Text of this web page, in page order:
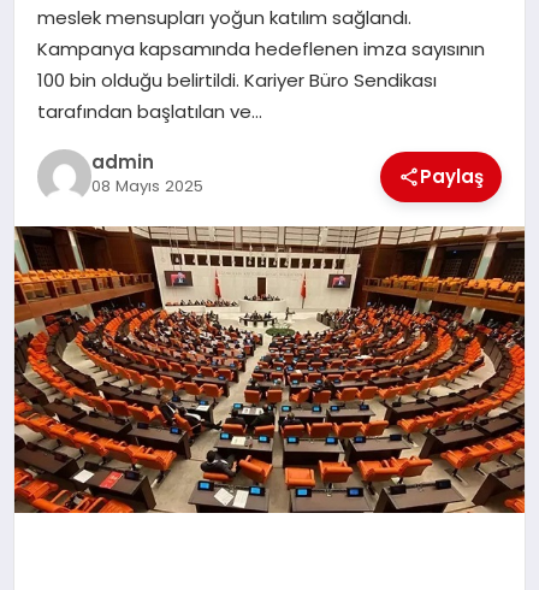
SPOR
TEKNOLOJI
YAŞAM
meslek mensupları yoğun katılım sağlandı.
Kampanya kapsamında hedeflenen imza sayısının
100 bin olduğu belirtildi. Kariyer Büro Sendikası
tarafından başlatılan ve…
admin
08 Mayıs 2025 Paylaş